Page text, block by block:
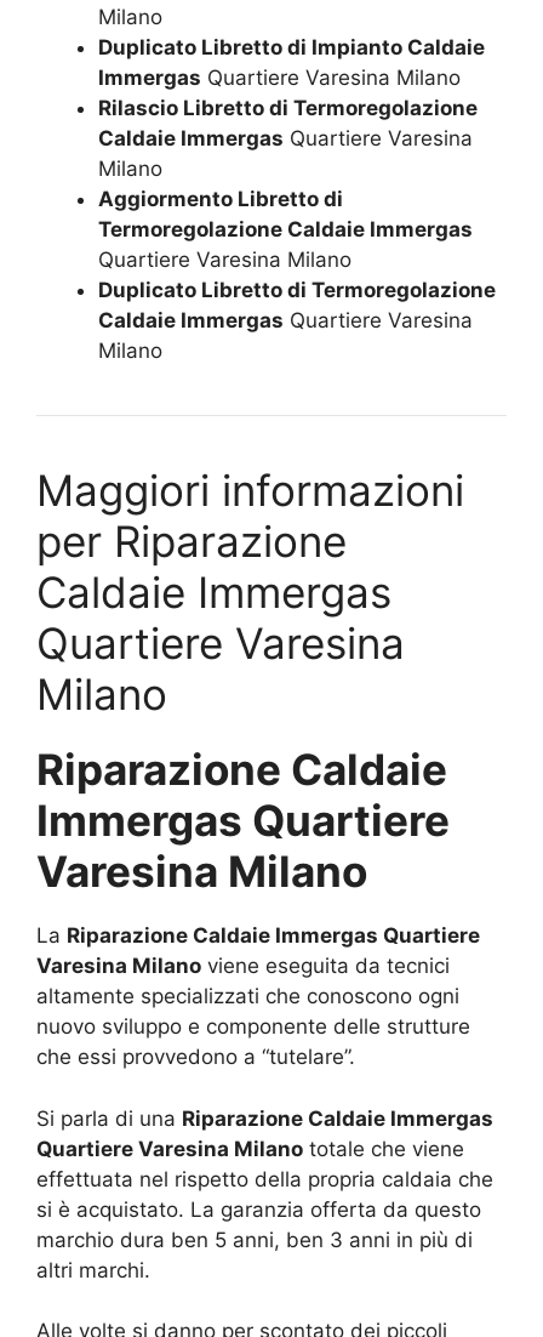
Milano
Duplicato Libretto di Impianto Caldaie
Immergas Quartiere Varesina Milano
Rilascio Libretto di Termoregolazione
Caldaie Immergas Quartiere Varesina
Milano
Aggiormento Libretto di
Termoregolazione Caldaie Immergas
Quartiere Varesina Milano
Duplicato Libretto di Termoregolazione
Caldaie Immergas Quartiere Varesina
Milano
Maggiori informazioni
per Riparazione
Caldaie Immergas
Quartiere Varesina
Milano
Riparazione Caldaie
Immergas Quartiere
Varesina Milano
La Riparazione Caldaie Immergas Quartiere
Varesina Milano viene eseguita da tecnici
altamente specializzati che conoscono ogni
nuovo sviluppo e componente delle strutture
che essi provvedono a “tutelare”.
Si parla di una Riparazione Caldaie Immergas
Quartiere Varesina Milano totale che viene
effettuata nel rispetto della propria caldaia che
si è acquistato. La garanzia offerta da questo
marchio dura ben 5 anni, ben 3 anni in più di
altri marchi.
Alle volte si danno per scontato dei piccoli